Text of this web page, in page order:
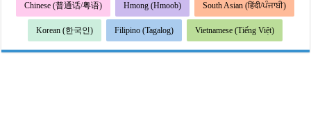
Chinese (普通话/粤语) Hmong (Hmoob) South Asian (हिंदी/ਪੰਜਾਬੀ)
Korean (한국인) Filipino (Tagalog) Vietnamese (Tiếng Việt)